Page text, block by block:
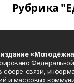
Рубрика
сфере связи,
и массовых